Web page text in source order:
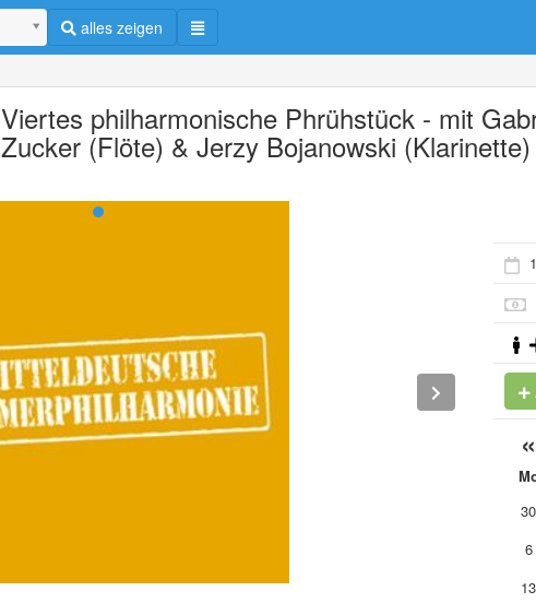
alles zeigen
Viertes philharmonische Phrühstück - mit
Zucker (Flöte) & Jerzy Bojanowski (Klarinette)
«
30
6
13